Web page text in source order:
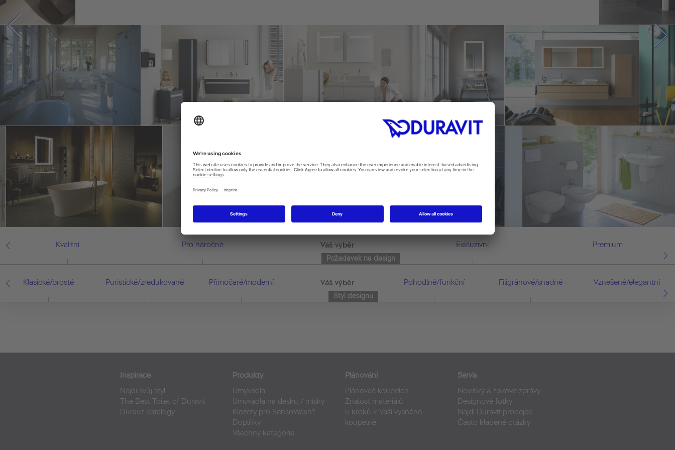
Kvalitní Pro náročné Vše Exkluzivní Premium
Požadavek na design
Váš výběr
Klasické/prosté Puristické/zredukované Přímočaré/moderní Vše Pohodlné/funkční Filigránové/snadné Vznešené/elegantní
Styl designu
Váš výběr
Inspirace
Najdi svůj styl
The Best Toilet of Duravit
Duravit katalogy
Produkty
Umyvadla
Umyvadla na desku / misky
Klozety pro SensoWash®
Doplňky
Všechny kategorie
Plánování
Plánovač koupelen
Znalost materiálů
5 kroků k Vaší vysněné
koupelně
Servis
Novinky & tiskové zprávy
Designové fotky
Najdi Duravit prodejce
Často kladené otázky